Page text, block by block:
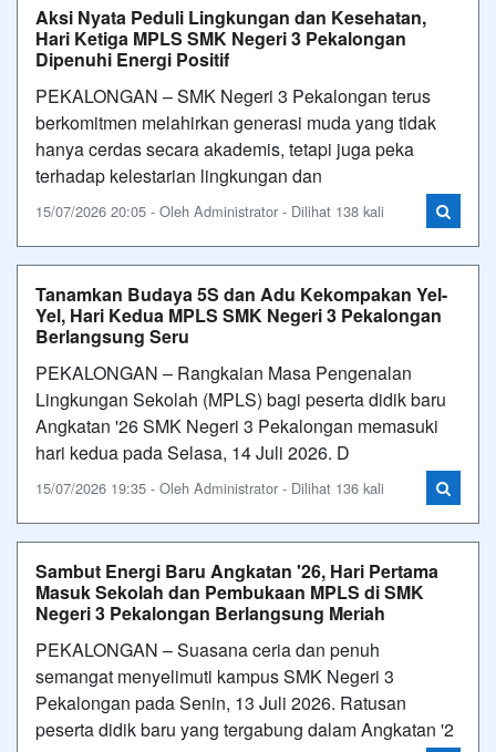
Aksi Nyata Peduli Lingkungan dan Kesehatan,
Hari Ketiga MPLS SMK Negeri 3 Pekalongan
Dipenuhi Energi Positif
PEKALONGAN – SMK Negeri 3 Pekalongan terus
berkomitmen melahirkan generasi muda yang tidak
hanya cerdas secara akademis, tetapi juga peka
terhadap kelestarian lingkungan dan
15/07/2026 20:05 - Oleh Administrator - Dilihat 138 kali
Tanamkan Budaya 5S dan Adu Kekompakan Yel-
Yel, Hari Kedua MPLS SMK Negeri 3 Pekalongan
Berlangsung Seru
PEKALONGAN – Rangkaian Masa Pengenalan
Lingkungan Sekolah (MPLS) bagi peserta didik baru
Angkatan '26 SMK Negeri 3 Pekalongan memasuki
hari kedua pada Selasa, 14 Juli 2026. D
15/07/2026 19:35 - Oleh Administrator - Dilihat 136 kali
Sambut Energi Baru Angkatan '26, Hari Pertama
Masuk Sekolah dan Pembukaan MPLS di SMK
Negeri 3 Pekalongan Berlangsung Meriah
PEKALONGAN – Suasana ceria dan penuh
semangat menyelimuti kampus SMK Negeri 3
Pekalongan pada Senin, 13 Juli 2026. Ratusan
peserta didik baru yang tergabung dalam Angkatan '2